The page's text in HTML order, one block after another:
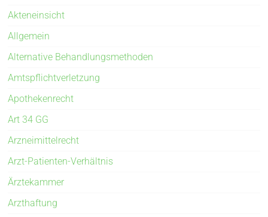
Akteneinsicht
Allgemein
Alternative Behandlungsmethoden
Amtspflichtverletzung
Apothekenrecht
Art 34 GG
Arzneimittelrecht
Arzt-Patienten-Verhältnis
Ärztekammer
Arzthaftung